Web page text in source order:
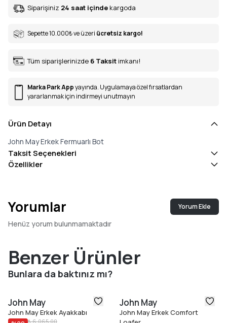
Siparişiniz 24 saat içinde kargoda
Sepette 10.000₺ve üzeri ücretsiz kargo!
Tüm siparişlerinizde 6 Taksit imkanı!
Marka Park Appyayında. Uygulamaya özel fırsatlardan
yararlanmak için indirmeyi unutmayın
Ürün Detayı
John May Erkek Fermuarlı Bot
Taksit Seçenekleri
Özellikler
Yorumlar Yorum Ekle
Henüz yorum bulunmamaktadır
Benzer Ürünler
Bunlara da baktınız mı?
John May
John May Erkek Ayakkabı
₺ 6.065,00
John May
John May Erkek Comfort